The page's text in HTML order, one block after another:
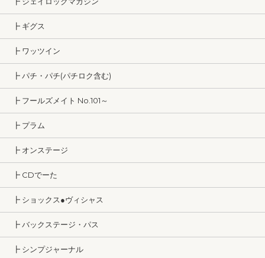
┣ ギグス
┣ ワッツイン
┣ パチ・パチ(パチロク含む)
┣ フールズメイト No.101～
┣ プラム
┣ オンステージ
┣ CDでーた
┣ ショックス●ヴィシャス
┣ バックステージ・パス
┣ シンプジャーナル